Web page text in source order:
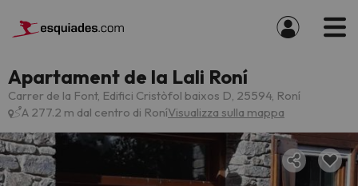
Apartament de la Lali Roní
Carrer de la Font, Edifici Cristòfol baixos D, 25594, Roní
A 277.2 m dal centro di RoníVisualizza sulla mappa